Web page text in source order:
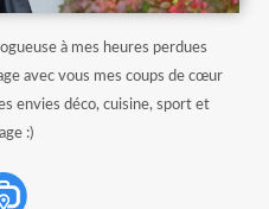
à mes heures perdues
avec vous mes coups de cœur
envies déco, cuisine, sport et
:)